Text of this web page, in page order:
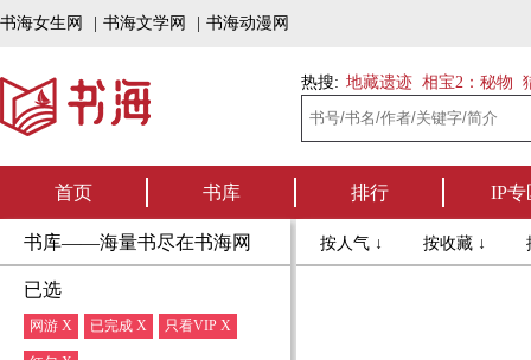
书海女生网 书海文学网 书海动漫网
热搜: 地藏遗迹 相宝2：秘物
首页 书库 排行 IP专
书库——海量书尽在书海网
已选
网游 X 已完成 X 只看VIP X
按人气 ↓ 按收藏 ↓